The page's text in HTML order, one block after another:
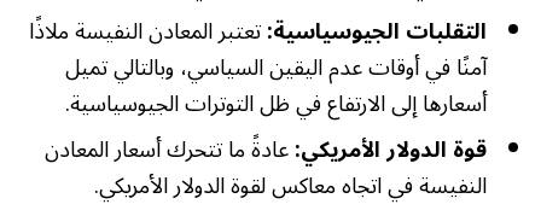
التقلبات الجيوسياسية:تعتبر المعادن النفيسة ملاذًا
آمنًا في أوقات عدم اليقين السياسي، وبالتالي تميل
أسعارها إلى الارتفاع في ظل التوترات الجيوسياسية.
قوة الدولار الأمريكي:عادةً ما تتحرك أسعار المعادن
النفيسة في اتجاه معاكس لقوة الدولار الأمريكي.